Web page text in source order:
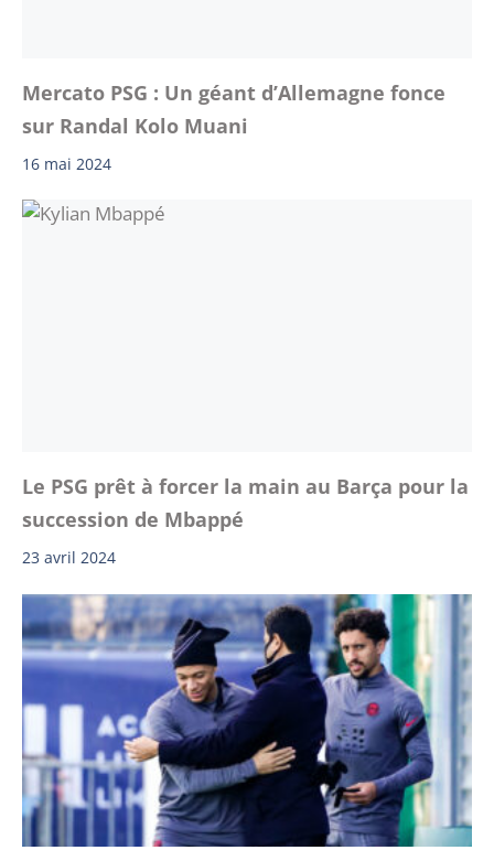
Mercato PSG : Un géant d’Allemagne fonce
sur Randal Kolo Muani
16 mai 2024
Le PSG prêt à forcer la main au Barça pour la
succession de Mbappé
23 avril 2024